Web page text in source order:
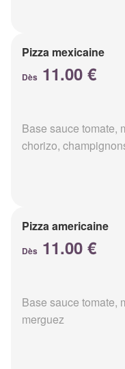
Pizza mexicaine
Dès 11.00 €
Base sauce tomate,
chorizo,
Pizza americaine
Dès 11.00 €
Base sauce tomate,
merguez